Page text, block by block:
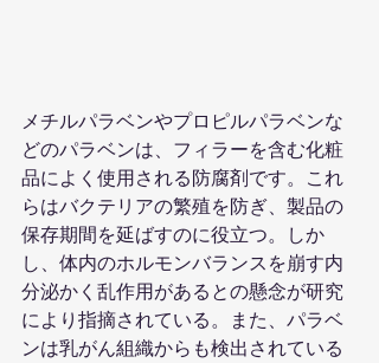
メチルパラベンやプロピルパラベンな
どのパラベンは、フィラーを含む化粧
品によく使用される防腐剤です。これ
らはバクテリアの繁殖を防ぎ、製品の
保存期間を延ばすのに役立つ。しか
し、体内のホルモンバランスを崩す内
分泌かく乱作用があるとの懸念が研究
により指摘されている。また、パラベ
ンは乳がん組織からも検出されている